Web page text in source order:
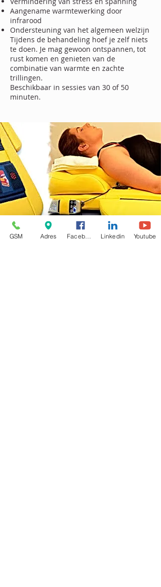
Aangename warmtewerking door
infrarood
Ondersteuning van het algemeen welzijn
Tijdens de behandeling hoef je zelf niets
te doen. Je mag gewoon ontspannen, tot
rust komen en genieten van de
combinatie van warmte en zachte
trillingen.
Beschikbaar in sessies van 30 of 50
minuten.
GSM Adres Linkedin Youtube